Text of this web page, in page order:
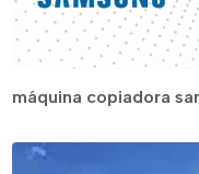
máquina copiadora